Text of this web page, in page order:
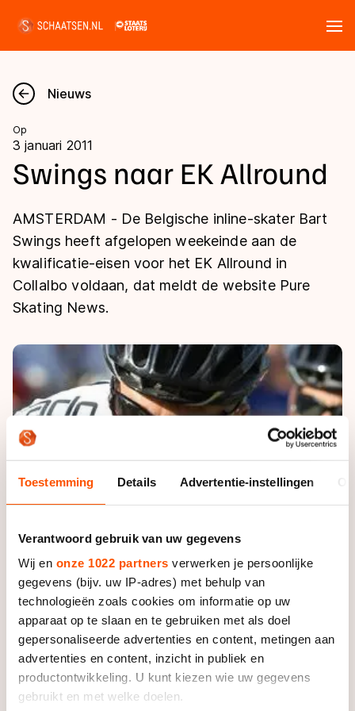
Toestemming Details Advertentie-instellingen
Verantwoord gebruik van uw gegevens
Wij en onze 1022 partners verwerken je persoonlijke
gegevens (bijv. uw IP-adres) met behulp van
technologieën zoals cookies om informatie op uw
apparaat op te slaan en te gebruiken met als doel
gepersonaliseerde advertenties en content, metingen aan
advertenties en content, inzicht in publiek en
productontwikkeling. U kunt kiezen wie uw gegevens
gebruikt en met welke doelen.
Nieuws
Kalender
Marathon
Langebaan
Kunstschaatsen
Schoonrijden
Natuurijs
Uitslagen
Langebaan
Shorttrack
Marathon
Inlineskaten
Kunstschaatsen
Tijden & historie
Ranglijsten Langebaan
Persoonlijke records & tijden
Historie & statistiek
De weg op
Inschrijven wedstrijden
Waar kan ik schaatsen en skaten?
Schaatsfans
Alles voor jou als schaatsfan
Evenementen
Tickets
Livestreams
Word schaatsfan!
Winacties
Olympische Spelen
Medaillespiegel
Olympische uitslagen
Van Jong tot Goud verhalen
Nieuws
Op
3 januari 2011
Swings naar EK Allround
AMSTERDAM - De Belgische inline-skater Bart
Swings heeft afgelopen weekeinde aan de
kwalificatie-eisen voor het EK Allround in
Collalbo voldaan, dat meldt de website Pure
Skating News.